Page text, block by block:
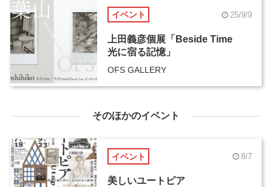
イベント 25/9/9
上田義彦個展「Beside Time
光に宿る記憶」
OFS GALLERY
そのほかのイベント
イベント 8/7
美しいユートピア